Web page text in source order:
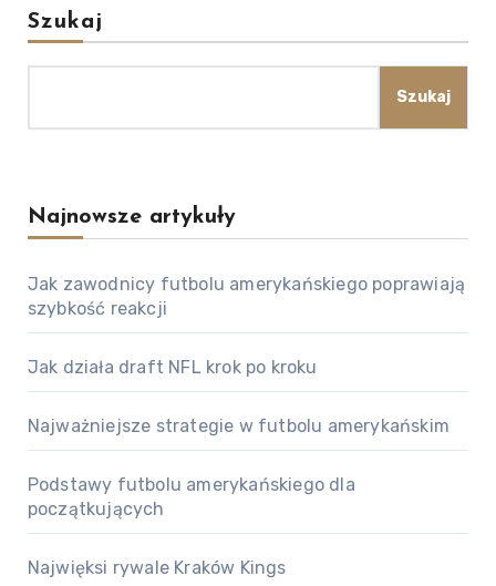
Szukaj
Szukaj
Najnowsze artykuły
Jak zawodnicy futbolu amerykańskiego poprawiają
szybkość reakcji
Jak działa draft NFL krok po kroku
Najważniejsze strategie w futbolu amerykańskim
Podstawy futbolu amerykańskiego dla
początkujących
Najwięksi rywale Kraków Kings